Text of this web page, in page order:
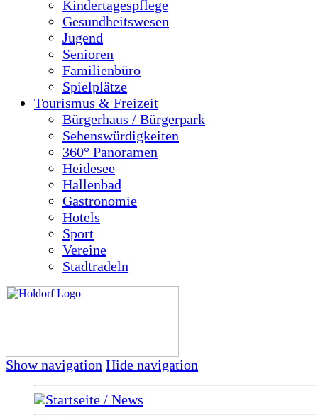
Kindertagespflege
Gesundheitswesen
Jugend
Senioren
Familienbüro
Spielplätze
Tourismus & Freizeit
Bürgerhaus / Bürgerpark
Sehenswürdigkeiten
360° Panoramen
Heidesee
Hallenbad
Gastronomie
Hotels
Sport
Vereine
Stadtradeln
Show navigation Hide navigation
Startseite / News